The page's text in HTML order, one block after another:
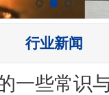
行业新闻
一些常识